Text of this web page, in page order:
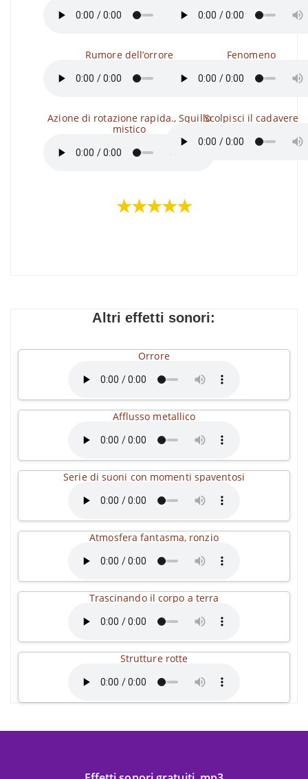
Rumore dell’orrore
Azione di rotazione rapida., Squillo
mistico
Fenomeno
Scolpisci il cadavere
★★★★★
Altri effetti sonori:
Orrore
Afflusso metallico
Serie di suoni con momenti spaventosi
Atmosfera fantasma, ronzio
Trascinando il corpo a terra
Strutture rotte